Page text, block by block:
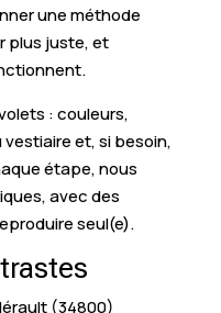
une méthode
plus juste, et
: couleurs,
et, si besoin,
étape, nous
avec des
seul(e).
(34800)